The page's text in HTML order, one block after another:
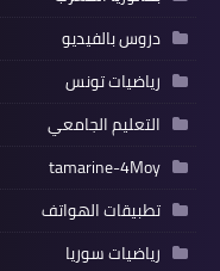
دروس بالفيديو
رياضيات تونس
التعليم الجامعي
tamarine-4Moy
تطبيقات الهواتف
رياضيات سوريا